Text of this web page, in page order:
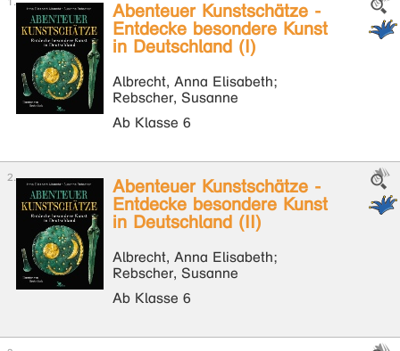
Abenteuer Kunstschätze -
Entdecke besondere Kunst
in Deutschland (I)
Albrecht, Anna Elisabeth;
Rebscher, Susanne
Ab Klasse 6
Abenteuer Kunstschätze -
Entdecke besondere Kunst
in Deutschland (II)
Albrecht, Anna Elisabeth;
Rebscher, Susanne
Ab Klasse 6